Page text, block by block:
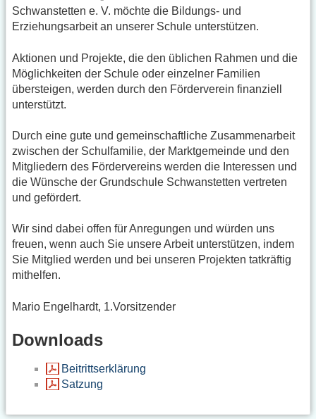
Schwanstetten e. V. möchte die Bildungs- und
Erziehungsarbeit an unserer Schule unterstützen.
Aktionen und Projekte, die den üblichen Rahmen und die
Möglichkeiten der Schule oder einzelner Familien
übersteigen, werden durch den Förderverein finanziell
unterstützt.
Durch eine gute und gemeinschaftliche Zusammenarbeit
zwischen der Schulfamilie, der Marktgemeinde und den
Mitgliedern des Fördervereins werden die Interessen und
die Wünsche der Grundschule Schwanstetten vertreten
und gefördert.
Wir sind dabei offen für Anregungen und würden uns
freuen, wenn auch Sie unsere Arbeit unterstützen, indem
Sie Mitglied werden und bei unseren Projekten tatkräftig
mithelfen.
Mario Engelhardt, 1.Vorsitzender
Downloads
Beitrittserklärung
Satzung